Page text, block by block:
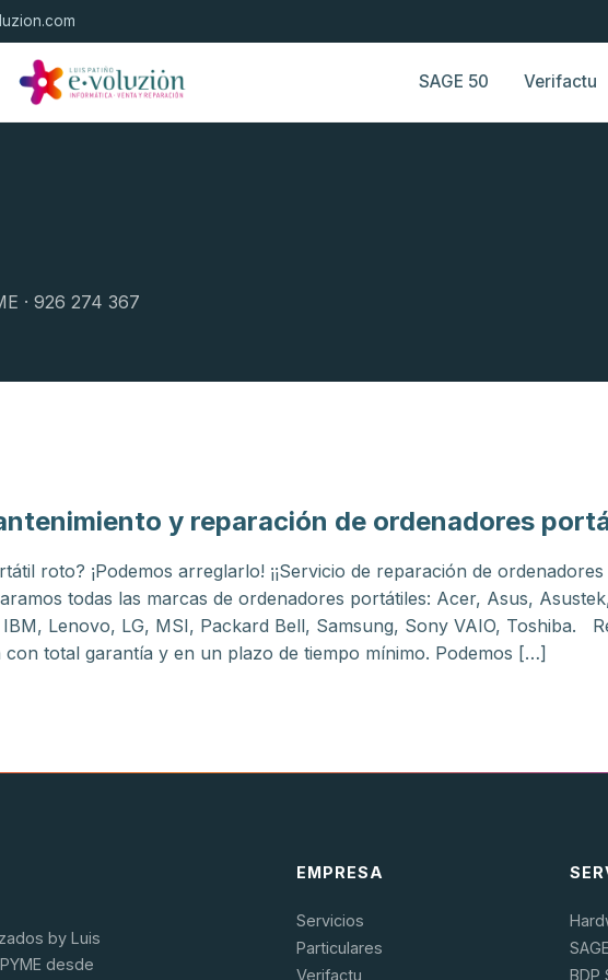
SAGE 50 Verifactu
· 926 274 367
y reparación de ordenadores
roto? ¡Podemos arreglarlo! ¡¡Servicio de reparación de
todas las marcas de ordenadores portátiles: Acer, Asus,
IBM, Lenovo, LG, MSI, Packard Bell, Samsung, Sony VAIO, Toshiba.
con total garantía y en un plazo de tiempo mínimo. Podemos […]
by Luis
desde
EMPRESA
Servicios
Particulares
Verifactu
SAGE
BDP